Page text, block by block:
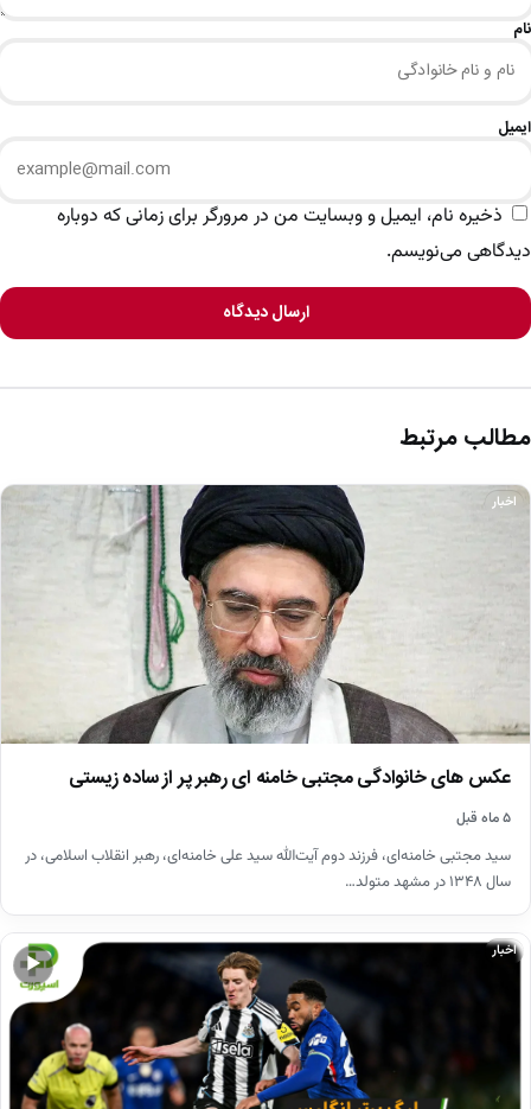
نام
ایمیل
ذخیره نام، ایمیل و وبسایت من در مرورگر برای زمانی که دوباره
دیدگاهی می‌نویسم.
ارسال دیدگاه
مطالب مرتبط
اخبار
عکس های خانوادگی مجتبی خامنه ای رهبر پر از ساده زیستی
۵ ماه قبل
سید مجتبی خامنه‌ای، فرزند دوم آیت‌الله سید علی خامنه‌ای، رهبر انقلاب اسلامی، در
سال ۱۳۴۸ در مشهد متولد…
▶
اخبار